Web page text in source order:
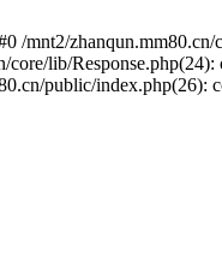
/mnt2/
lib/Response.php(24):
public/